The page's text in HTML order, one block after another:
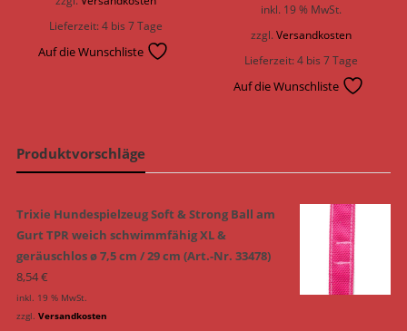
Lieferzeit:4 bis 7 Tage
Auf die Wunschliste
inkl. 19 % MwSt.
zzgl. Versandkosten
Lieferzeit:4 bis 7 Tage
Auf die Wunschliste
Produktvorschläge
Trixie Hundespielzeug Soft & Strong Ball am
Gurt TPR weich schwimmfähig XL &
geräuschlos ø 7,5 cm / 29 cm (Art.-Nr. 33478)
8,54€
inkl. 19 % MwSt.
zzgl. Versandkosten